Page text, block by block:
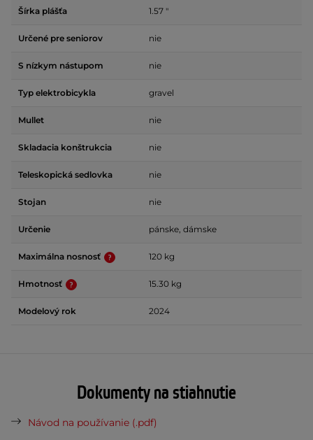
Šírka plášťa 1.57 "
Určené pre seniorov nie
S nízkym nástupom nie
Typ elektrobicykla gravel
Mullet nie
Skladacia konštrukcia nie
Teleskopická sedlovka nie
Stojan nie
Určenie pánske, dámske
Maximálna nosnosť 120 kg
Hmotnosť 15.30 kg
Modelový rok 2024
Dokumenty na stiahnutie
Návod na používanie (.pdf)